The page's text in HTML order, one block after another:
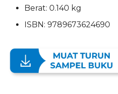
Berat: 0.140 kg
ISBN: 9789673624690